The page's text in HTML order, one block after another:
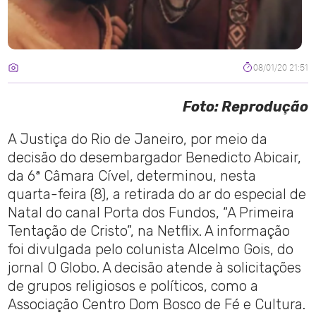
08/01/20 21:51
Foto: Reprodução
A Justiça do Rio de Janeiro, por meio da
decisão do desembargador Benedicto Abicair,
da 6ª Câmara Cível, determinou, nesta
quarta-feira (8), a retirada do ar do especial de
Natal do canal Porta dos Fundos, “A Primeira
Tentação de Cristo”, na Netflix. A informação
foi divulgada pelo colunista Alcelmo Gois, do
jornal O Globo. A decisão atende à solicitações
de grupos religiosos e políticos, como a
Associação Centro Dom Bosco de Fé e Cultura.